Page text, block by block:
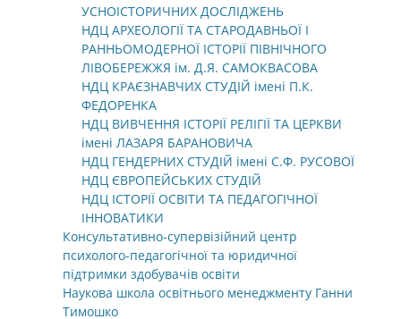
УСНОІСТОРИЧНИХ ДОСЛІДЖЕНЬ
НДЦ АРХЕОЛОГІЇ ТА СТАРОДАВНЬОЇ І
РАННЬОМОДЕРНОЇ ІСТОРІЇ ПІВНІЧНОГО
ЛІВОБЕРЕЖЖЯ ім. Д.Я. САМОКВАСОВА
НДЦ КРАЄЗНАВЧИХ СТУДІЙ імені П.К.
ФЕДОРЕНКА
НДЦ ВИВЧЕННЯ ІСТОРІЇ РЕЛІГІЇ ТА ЦЕРКВИ
імені ЛАЗАРЯ БАРАНОВИЧА
НДЦ ГЕНДЕРНИХ СТУДІЙ імені С.Ф. РУСОВОЇ
НДЦ ЄВРОПЕЙСЬКИХ СТУДІЙ
НДЦ ІСТОРІЇ ОСВІТИ ТА ПЕДАГОГІЧНОЇ
ІННОВАТИКИ
Консультативно-супервізійний центр
психолого-педагогічної та юридичної
підтримки здобувачів освіти
Наукова школа освітнього менеджменту Ганни
Тимошко